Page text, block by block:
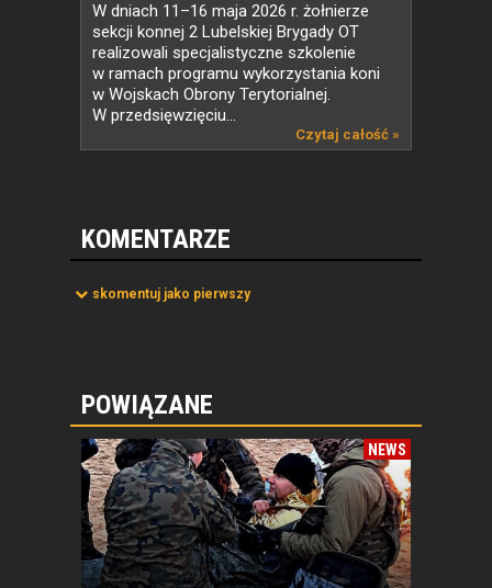
W dniach 11–16 maja 2026 r. żołnierze
sekcji konnej 2 Lubelskiej Brygady OT
realizowali specjalistyczne szkolenie
w ramach programu wykorzystania koni
w Wojskach Obrony Terytorialnej.
W przedsięwzięciu...
Czytaj całość »
KOMENTARZE
skomentuj jako pierwszy
POWIĄZANE
NEWS